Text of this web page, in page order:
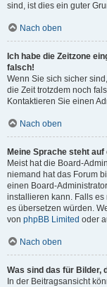
sind, ist dies ein guter
Nach oben
Ich habe die Zeitzone
falsch!
Wenn Sie sich sicher
die Zeit trotzdem noch
Kontaktieren Sie einen
Nach oben
Meine Sprache steht
Meist hat die Board-
niemand hat das Forum
einen Board-
installieren kann. Falls
es übersetzen würden.
von phpBB Limited oder
Nach oben
Was sind das für Bilder,
In der Beitragsansicht